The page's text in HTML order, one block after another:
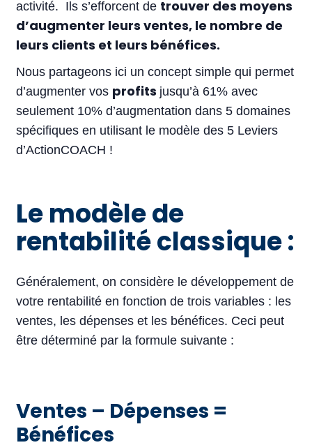
activité. Ils s’efforcent de trouver des moyens
d’augmenter leurs ventes, le nombre de
leurs clients et leurs bénéfices.
Nous partageons ici un concept simple qui permet
d’augmenter vos profits jusqu’à 61% avec
seulement 10% d’augmentation dans 5 domaines
spécifiques en utilisant le modèle des 5 Leviers
d’ActionCOACH !
Le modèle de
rentabilité classique :
Généralement, on considère le développement de
votre rentabilité en fonction de trois variables : les
ventes, les dépenses et les bénéfices. Ceci peut
être déterminé par la formule suivante :
Ventes – Dépenses =
Bénéfices